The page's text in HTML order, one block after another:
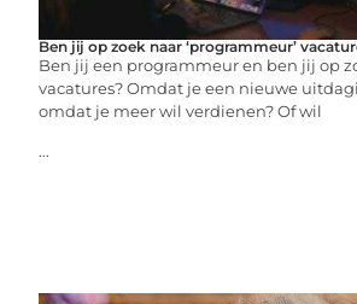
Ben jij op zoek naar ‘programmeur’
Ben jij een programmeur en ben jij op
vacatures? Omdat je een nieuwe
omdat je meer wil verdienen? Of wil
...